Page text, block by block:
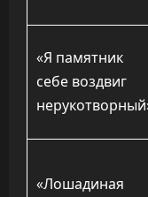
«Я памятник
себе воздвиг
«Лошадиная